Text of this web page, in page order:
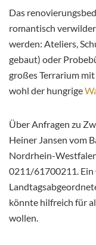
Das
romantisch
werden: Ateliers,
gebaut) oder
großes Terrarium mit
wohl der hungrige
Über Anfragen zu
Heiner Jansen vom
Nordrhein-
0211/61700211. Ein
könnte hilfreich für
wollen.